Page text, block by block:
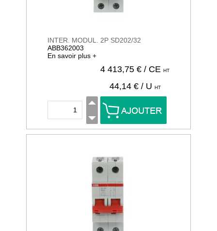
INTER. MODUL. 2P SD202/32
ABB362003
En savoir plus +
4 413,75 € / CE HT
44,14 € / U HT